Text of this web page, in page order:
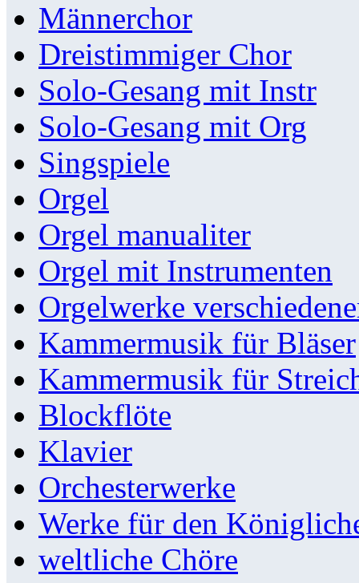
Männerchor
Dreistimmiger Chor
Solo-Gesang mit Instr
Solo-Gesang mit Org
Singspiele
Orgel
Orgel manualiter
Orgel mit Instrumenten
Orgelwerke
Kammermusik für Bläser
Kammermusik für
Blockflöte
Klavier
Orchesterwerke
Werke für den
weltliche Chöre